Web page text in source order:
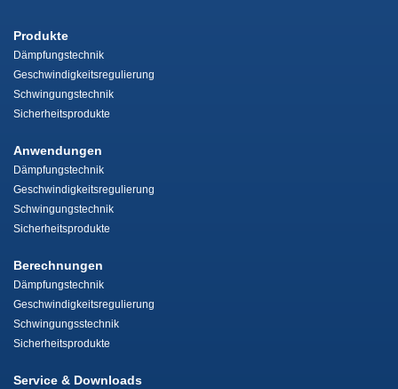
Produkte
Dämpfungstechnik
Geschwindigkeitsregulierung
Schwingungstechnik
Sicherheitsprodukte
Anwendungen
Dämpfungstechnik
Geschwindigkeitsregulierung
Schwingungstechnik
Sicherheitsprodukte
Berechnungen
Dämpfungstechnik
Geschwindigkeitsregulierung
Schwingungsstechnik
Sicherheitsprodukte
Service & Downloads